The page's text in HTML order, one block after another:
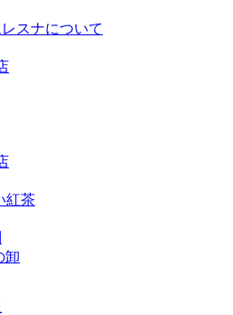
レスナについて
紅茶
卸